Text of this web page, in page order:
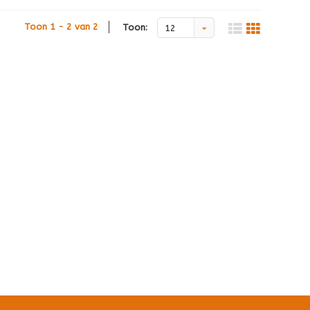
Toon 1 - 2 van 2 Toon: 12